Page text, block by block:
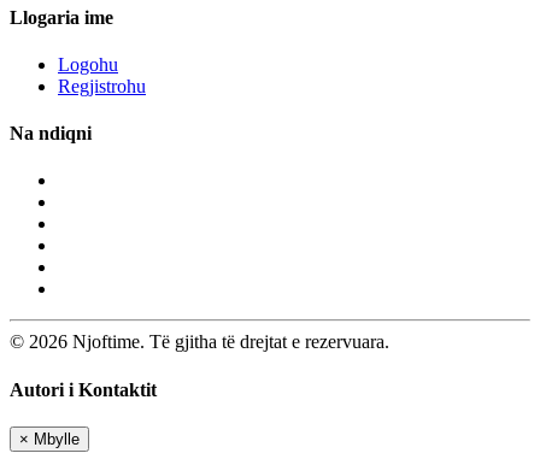
Llogaria ime
Logohu
Regjistrohu
Na ndiqni
© 2026 Njoftime. Të gjitha të drejtat e rezervuara.
Autori i Kontaktit
× Mbylle